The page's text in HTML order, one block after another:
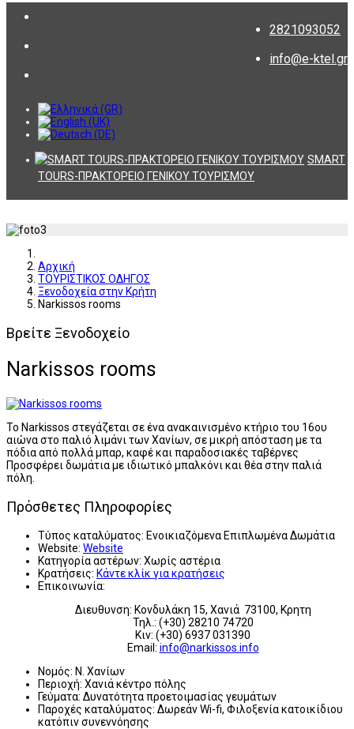
2821093052
info@e-ktel.gr
SMART
TOURS-ΠΡΑΚΤΟΡΕΙΟ ΓΕΝΙΚΟΥ ΤΟΥΡΙΣΜΟΥ
Αρχική
ΤΟΥΡΙΣΤΙΚΟΣ ΟΔΗΓΟΣ
Ξενοδοχεία στην Κρήτη
Narkissos rooms
Βρείτε Ξενοδοχείο
Narkissos rooms
Το Narkissos στεγάζεται σε ένα ανακαινισμένο κτήριο του 16ου
αιώνα στο παλιό λιμάνι των Χανίων, σε μικρή απόσταση με τα
πόδια από πολλά μπαρ, καφέ και παραδοσιακές ταβέρνες
Προσφέρει δωμάτια με ιδιωτικό μπαλκόνι και θέα στην παλιά
πόλη.
Πρόσθετες Πληροφορίες
Τύπος καταλύματος: Ενοικιαζόμενα Επιπλωμένα Δωμάτια
Website: Website
Κατηγορία αστέρων: Χωρίς αστέρια
Κρατήσεις: Κάντε κλίκ για κρατήσεις
Επικοινωνία:
Διευθυνση: Κονδυλάκη 15, Χανιά 73100, Κρητη
Τηλ.: (+30) 28210 74720
Κιν: (+30) 6937 031390
Email: info@narkissos.info
Νομός: Ν. Χανίων
Περιοχή: Χανιά κέντρο πόλης
Γεύματα: Δυνατότητα προετοιμασίας γευμάτων
Παροχές καταλύματος: Δωρεάν Wi-fi, Φιλοξενία κατοικίδιου
κατόπιν συνεννόησης